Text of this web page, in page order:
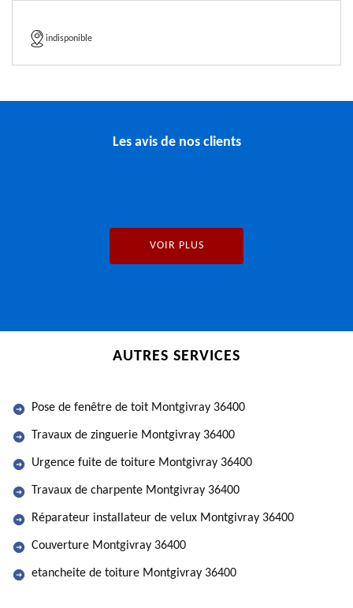
indisponible
Les avis de nos clients
VOIR PLUS
AUTRES SERVICES
Pose de fenêtre de toit Montgivray 36400
Travaux de zinguerie Montgivray 36400
Urgence fuite de toiture Montgivray 36400
Travaux de charpente Montgivray 36400
Réparateur installateur de velux Montgivray 36400
Couverture Montgivray 36400
etancheite de toiture Montgivray 36400